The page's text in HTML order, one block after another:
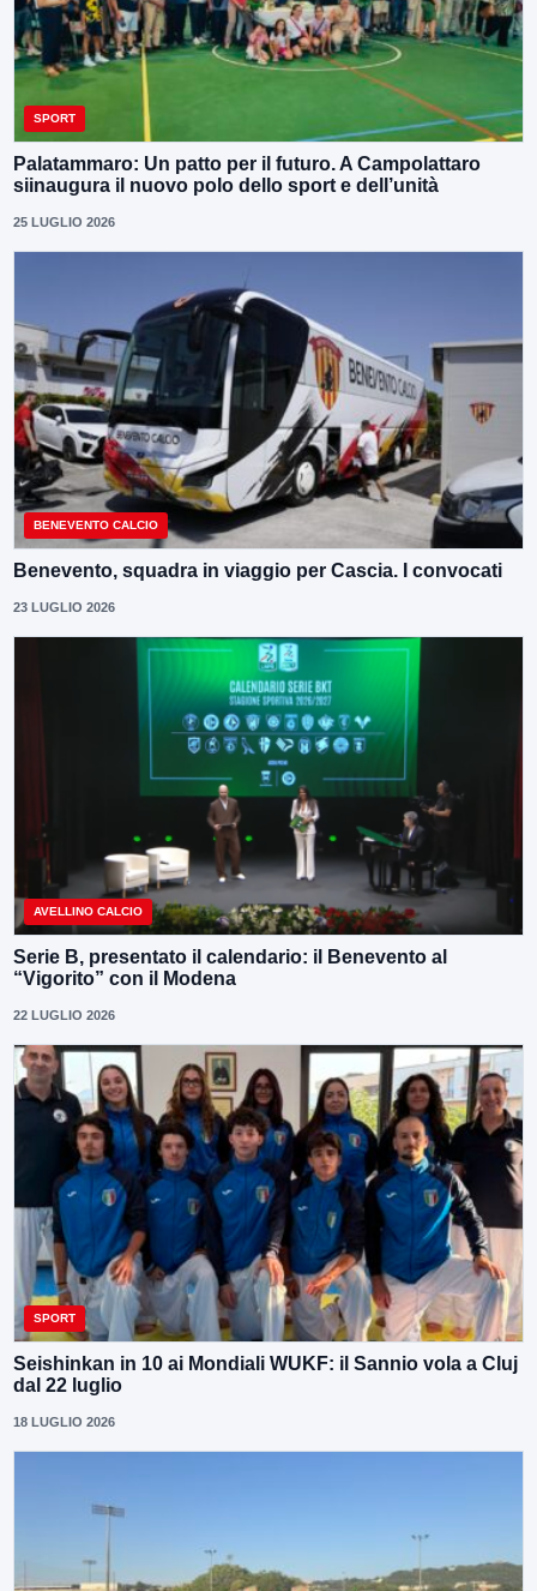
SPORT
Palatammaro: Un patto per il futuro. A Campolattaro
siinaugura il nuovo polo dello sport e dell’unità
25 LUGLIO 2026
BENEVENTO CALCIO
Benevento, squadra in viaggio per Cascia. I convocati
23 LUGLIO 2026
AVELLINO CALCIO
Serie B, presentato il calendario: il Benevento al
“Vigorito” con il Modena
22 LUGLIO 2026
SPORT
Seishinkan in 10 ai Mondiali WUKF: il Sannio vola a Cluj
dal 22 luglio
18 LUGLIO 2026